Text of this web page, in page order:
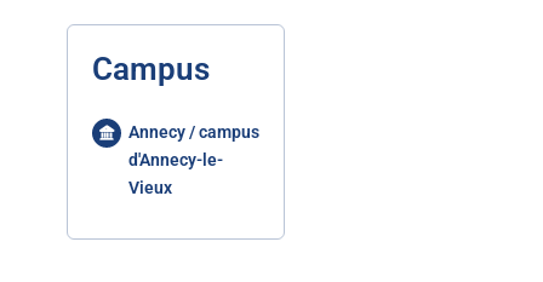
Campus
Annecy / campus
d'Annecy-le-
Vieux